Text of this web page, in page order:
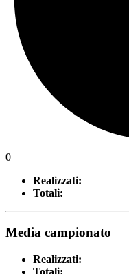
0
Realizzati:
Totali:
Media campionato
Realizzati:
Totali: